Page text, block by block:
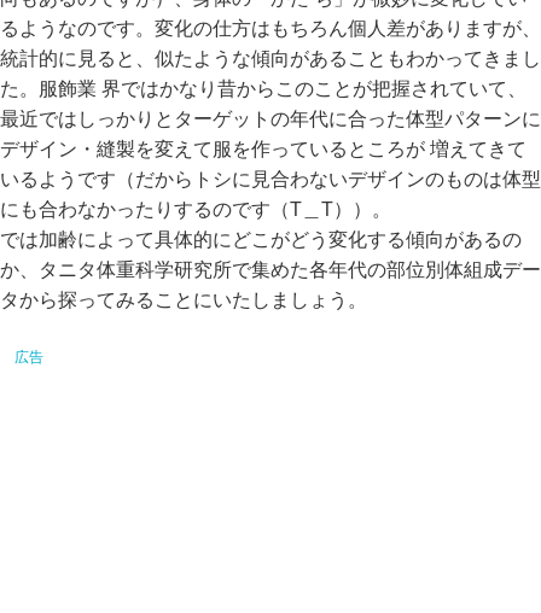
るようなのです。変化の仕方はもちろん個人差がありますが、
統計的に見ると、似たような傾向があることもわかってきまし
た。服飾業 界ではかなり昔からこのことが把握されていて、
最近ではしっかりとターゲットの年代に合った体型パターンに
デザイン・縫製を変えて服を作っているところが 増えてきて
いるようです（だからトシに見合わないデザインのものは体型
にも合わなかったりするのです（T＿T））。
では加齢によって具体的にどこがどう変化する傾向があるの
か、タニタ体重科学研究所で集めた各年代の部位別体組成デー
タから探ってみることにいたしましょう。